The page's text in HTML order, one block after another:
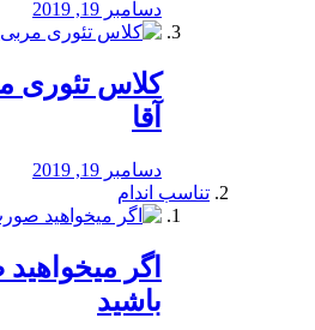
دسامبر 19, 2019
آقا
دسامبر 19, 2019
تناسب اندام
اگر
باشید